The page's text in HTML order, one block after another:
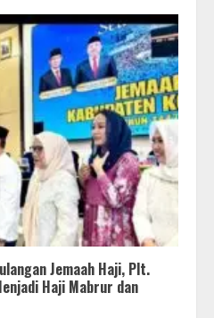
Jemaah Haji, Plt.
Haji Mabrur dan